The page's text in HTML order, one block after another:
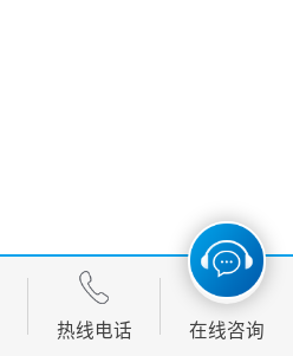
热线电话 在线咨询